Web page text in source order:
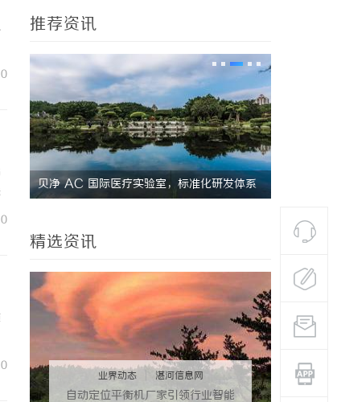
0
0
0
推荐资讯
标准化研发体系 武汉配眼镜 上海配眼镜
精选资讯
业界动态 湛河信息网
自动定位平衡机厂家引领行业智能